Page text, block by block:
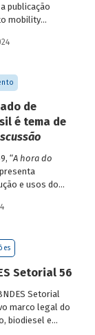
a publicação
mobility
livro de mesmo
antecipa as
no livro
formuladores de
um caminho
o mundo a
de
é tema de
“A hora do
e usos do
barreiras e
Setorial 56
Setorial
marco legal do
biodiesel e